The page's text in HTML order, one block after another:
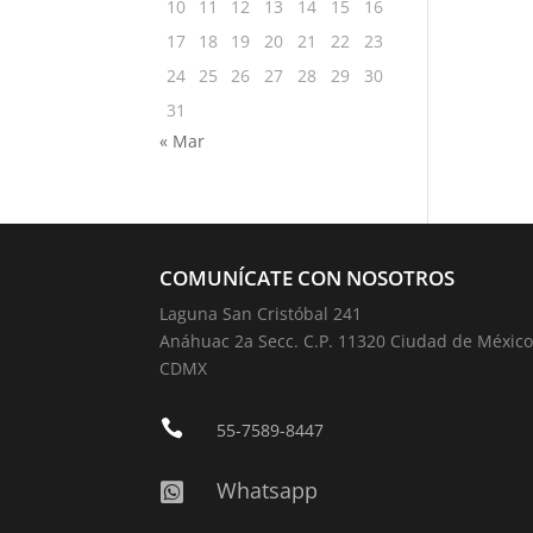
10 11 12 13 14 15
16
17
18 19 20 21 22
23
24 25 26 27 28 29
30
31
« Mar
COMUNÍCATE CON NOSOTROS
Laguna San Cristóbal 241
Anáhuac 2a Secc. C.P. 11320 Ciudad de
CDMX
 55-7589-8447
 Whatsapp